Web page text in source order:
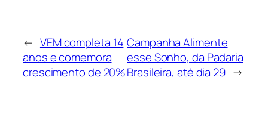
← VEM completa 14
anos e comemora
crescimento de 20%
Campanha Alimente
esse Sonho, da Padaria
Brasileira, até dia 29 →